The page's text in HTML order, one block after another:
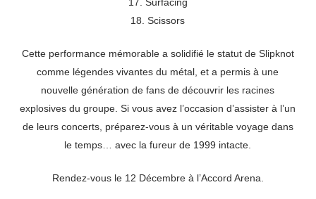
18. Scissors
Cette performance mémorable a solidifié le statut de Slipknot
comme légendes vivantes du métal, et a permis à une
nouvelle génération de fans de découvrir les racines
explosives du groupe. Si vous avez l’occasion d’assister à l’un
de leurs concerts, préparez-vous à un véritable voyage dans
le temps… avec la fureur de 1999 intacte.
Rendez-vous le 12 Décembre à l’Accord Arena.